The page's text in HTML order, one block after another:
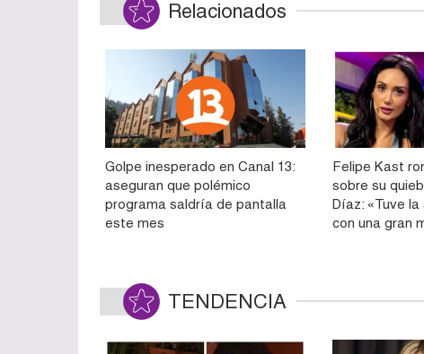
Relacionados
Golpe inesperado en Canal 13:
aseguran que polémico
programa saldría de pantalla
este mes
Felipe Kast
sobre su
Díaz: «Tuve
con una gran
TENDENCIA